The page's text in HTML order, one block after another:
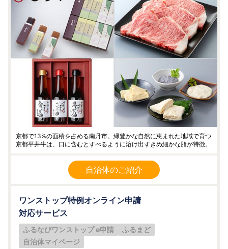
京都で13%の面積を占める南丹市。緑豊かな自然に恵まれた地域で育つ
京都平井牛は、口に含むとすべるように溶け出すきめ細かな脂が特徴。
自治体のご紹介
ワンストップ特例オンライン申請
対応サービス
ふるなびワンストップ e申請
ふるまど
自治体マイページ